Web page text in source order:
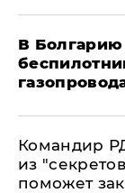
В Болгарию
Командир
из
поможет